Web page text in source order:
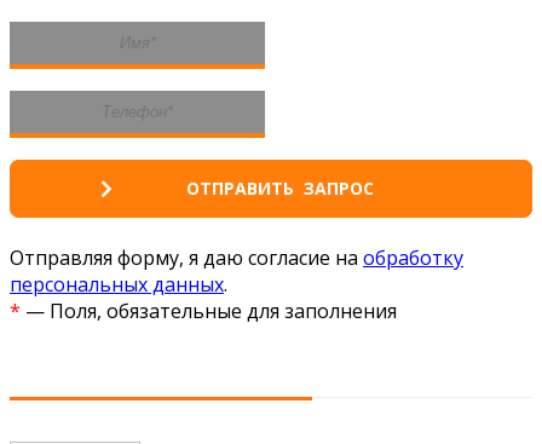
Отправляя форму, я даю согласие на обработку
персональных данных.
* — Поля, обязательные для заполнения